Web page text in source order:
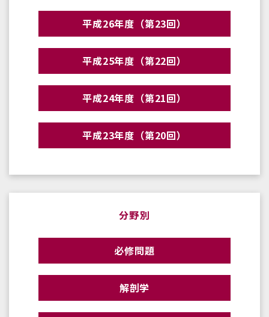
平成26年度（第23回）
平成25年度（第22回）
平成24年度（第21回）
平成23年度（第20回）
分野別
必修問題
解剖学